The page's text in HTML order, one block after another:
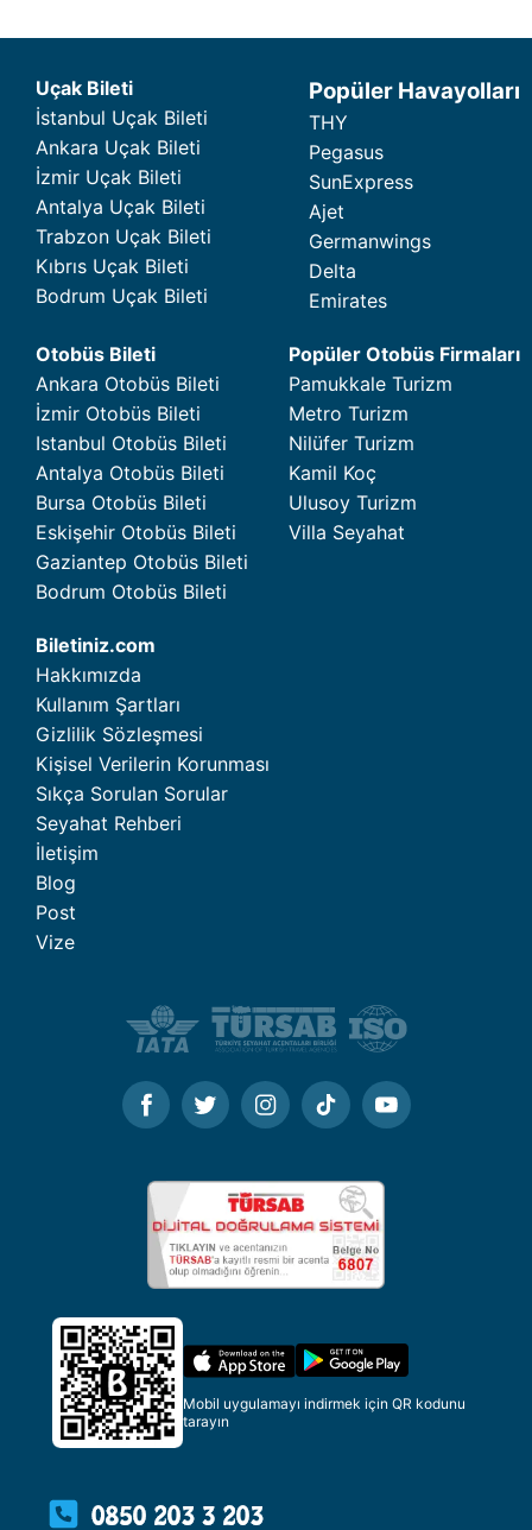
Uçak Bileti
İstanbul Uçak Bileti
Ankara Uçak Bileti
İzmir Uçak Bileti
Antalya Uçak Bileti
Trabzon Uçak Bileti
Kıbrıs Uçak Bileti
Bodrum Uçak Bileti
Popüler Havayolları
THY
Pegasus
SunExpress
Ajet
Germanwings
Delta
Emirates
Otobüs Bileti
Ankara Otobüs Bileti
İzmir Otobüs Bileti
Istanbul Otobüs Bileti
Antalya Otobüs Bileti
Bursa Otobüs Bileti
Eskişehir Otobüs Bileti
Gaziantep Otobüs Bileti
Bodrum Otobüs Bileti
Popüler Otobüs Firmaları
Pamukkale Turizm
Metro Turizm
Nilüfer Turizm
Kamil Koç
Ulusoy Turizm
Villa Seyahat
Biletiniz.com
Hakkımızda
Kullanım Şartları
Gizlilik Sözleşmesi
Kişisel Verilerin Korunması
Sıkça Sorulan Sorular
Seyahat Rehberi
İletişim
Blog
Post
Vize
Mobil uygulamayı indirmek için QR kodunu
tarayın